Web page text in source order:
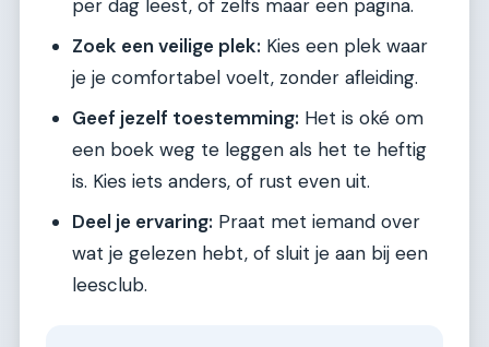
per dag leest, of zelfs maar een pagina.
Zoek een veilige plek: Kies een plek waar
je je comfortabel voelt, zonder afleiding.
Geef jezelf toestemming: Het is oké om
een boek weg te leggen als het te heftig
is. Kies iets anders, of rust even uit.
Deel je ervaring: Praat met iemand over
wat je gelezen hebt, of sluit je aan bij een
leesclub.